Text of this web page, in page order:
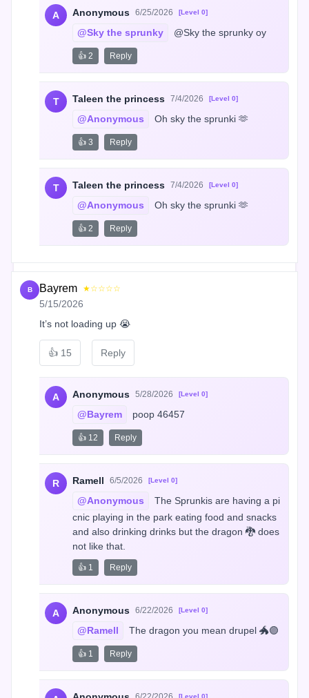
A Anonymous 6/25/2026 [Level 0]
@Sky the sprunky @Sky the sprunky oy
👍 2 Reply
T Taleen the princess 7/4/2026 [Level 0]
@Anonymous Oh sky the sprunki 🫶
👍 3 Reply
T Taleen the princess 7/4/2026 [Level 0]
@Anonymous Oh sky the sprunki 🫶
👍 2 Reply
B Bayrem ★☆☆☆☆
5/15/2026
It’s not loading up 😭
👍 15 Reply
A Anonymous 5/28/2026 [Level 0]
@Bayrem poop 46457
👍 12 Reply
R Ramell 6/5/2026 [Level 0]
@Anonymous
The Sprunkis are having a pi
cnic playing in the park eating food and snacks
and also drinking drinks but the dragon 🐉 does
not like that.
👍 1 Reply
A Anonymous 6/22/2026 [Level 0]
@Ramell The dragon you mean drupel 🐲🟣
👍 1 Reply
[Level 0]